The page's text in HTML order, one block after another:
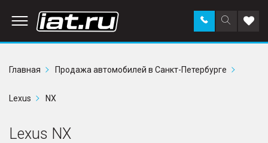
Поиск
по
Заказать
звонок в
Главная
Продажа автомобилей в Санкт-Петербурге
Lexus NX
Lexus NX